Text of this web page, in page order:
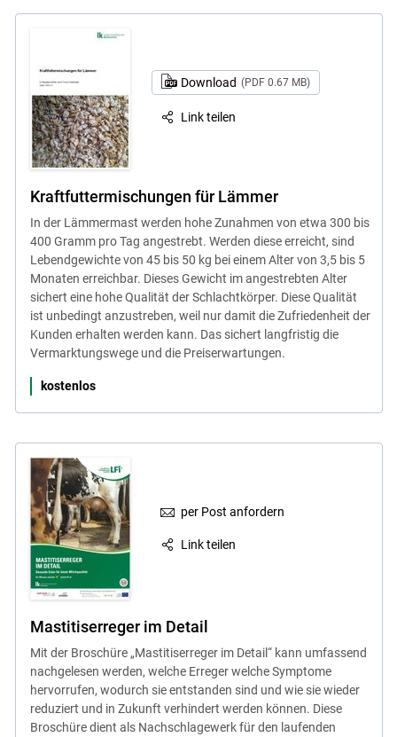
Download (PDF 0.67 MB)
Link teilen
Kraftfuttermischungen für Lämmer
In der Lämmermast werden hohe Zunahmen von etwa 300 bis
400 Gramm pro Tag angestrebt. Werden diese erreicht, sind
Lebendgewichte von 45 bis 50 kg bei einem Alter von 3,5 bis 5
Monaten erreichbar. Dieses Gewicht im angestrebten Alter
sichert eine hohe Qualität der Schlachtkörper. Diese Qualität
ist unbedingt anzustreben, weil nur damit die Zufriedenheit der
Kunden erhalten werden kann. Das sichert langfristig die
Vermarktungswege und die Preiserwartungen.
kostenlos
per Post anfordern
Link teilen
Mastitiserreger im Detail
Mit der Broschüre „Mastitiserreger im Detail“ kann umfassend
nachgelesen werden, welche Erreger welche Symptome
hervorrufen, wodurch sie entstanden sind und wie sie wieder
reduziert und in Zukunft verhindert werden können. Diese
Broschüre dient als Nachschlagewerk für den laufenden